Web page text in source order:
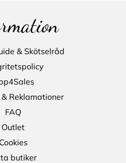
& Skötselråd
Reklamationer
FAQ
Outlet
Cookies
butiker